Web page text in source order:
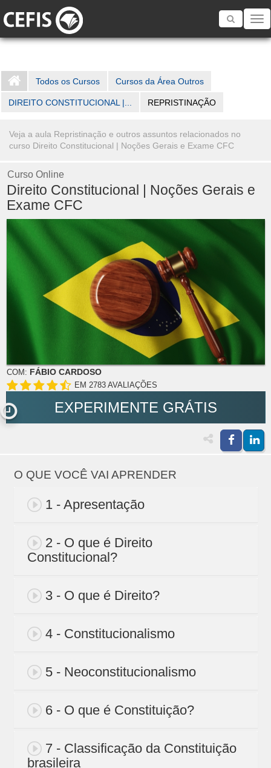
Toggle
Todos os Cursos Cursos da Área Outros
DIREITO CONSTITUCIONAL |... REPRISTINAÇÃO
Veja a aula Repristinação e outros assuntos relacionados no
curso Direito Constitucional | Noções Gerais e Exame CFC
Curso Online
Direito Constitucional | Noções Gerais e
Exame CFC
COM: FÁBIO CARDOSO
EM 2783 AVALIAÇÕES
EXPERIMENTE GRÁTIS
O QUE VOCÊ VAI APRENDER
1 - Apresentação
2 - O que é Direito
Constitucional?
3 - O que é Direito?
4 - Constitucionalismo
5 - Neoconstitucionalismo
6 - O que é Constituição?
7 - Classificação da Constituição
brasileira